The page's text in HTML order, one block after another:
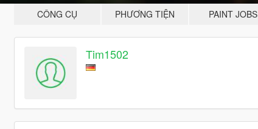
CÔNG CỤ PHƯƠNG TIỆN PAINT JOBS
Tim1502